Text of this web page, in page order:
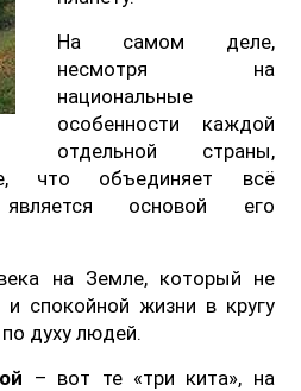
На самом деле,
несмотря на
национальные
особенности каждой
отдельной страны,
что объединяет всё
основой его
на Земле, который не
спокойной жизни в кругу
духу людей.
– вот те «три кита», на